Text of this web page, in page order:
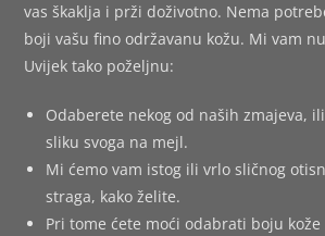
vas škaklja i prži doživotno. Nema
boji vašu fino održavanu kožu. Mi vam
Uvijek tako poželjnu:
Odaberete nekog od naših zmajeva,
sliku svoga na mejl.
Mi ćemo vam istog ili vrlo sličnog
straga, kako želite.
Pri tome ćete moći odabrati boju